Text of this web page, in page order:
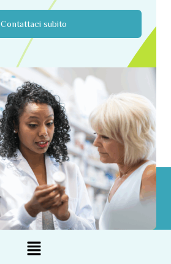
Contattaci subito
Menu